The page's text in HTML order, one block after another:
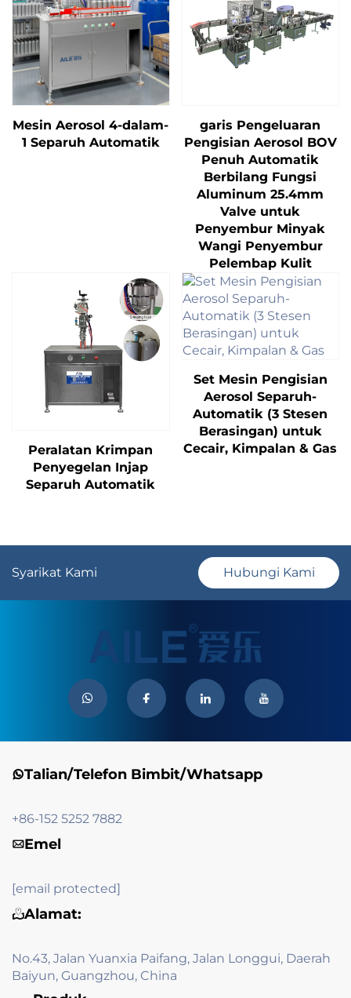
Mesin Aerosol 4-dalam-
1 Separuh Automatik
garis Pengeluaran
Pengisian Aerosol BOV
Penuh Automatik
Berbilang Fungsi
Aluminum 25.4mm
Valve untuk
Penyembur Minyak
Wangi Penyembur
Pelembap Kulit
Peralatan Krimpan
Penyegelan Injap
Separuh Automatik
Set Mesin Pengisian
Aerosol Separuh-
Automatik (3 Stesen
Berasingan) untuk
Cecair, Kimpalan & Gas
Syarikat Kami Hubungi Kami
Talian/Telefon Bimbit/Whatsapp
+86-152 5252 7882
Emel
[email protected]
Alamat:
No.43, Jalan Yuanxia Paifang, Jalan Longgui, Daerah
Baiyun, Guangzhou, China